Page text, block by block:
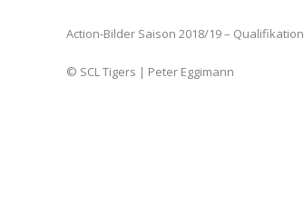
Action-Bilder Saison 2018/19 – Qualifikation
© SCL Tigers | Peter Eggimann